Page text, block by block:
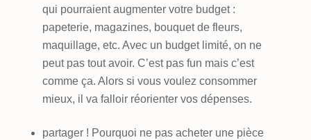
qui pourraient augmenter votre budget :
papeterie, magazines, bouquet de fleurs,
maquillage, etc. Avec un budget limité, on ne
peut pas tout avoir. C’est pas fun mais c’est
comme ça. Alors si vous voulez consommer
mieux, il va falloir réorienter vos dépenses.
partager ! Pourquoi ne pas acheter une pièce